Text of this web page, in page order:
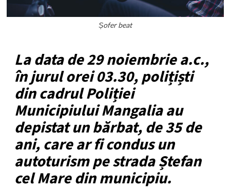
Șofer beat
La data de 29 noiembrie a.c.,
în jurul orei 03.30, polițiști
din cadrul Poliției
Municipiului Mangalia au
depistat un bărbat, de 35 de
ani, care ar fi condus un
autoturism pe strada Ștefan
cel Mare din municipiu.